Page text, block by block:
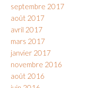
septembre 2017
août 2017
avril 2017
mars 2017
janvier 2017
novembre 2016
août 2016